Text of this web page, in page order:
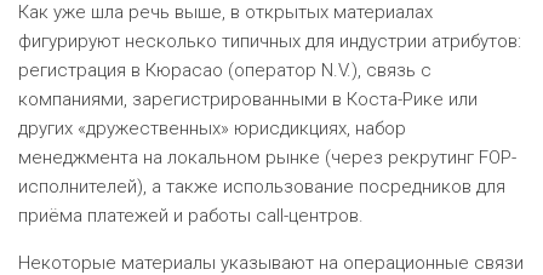
Как уже шла речь выше, в открытых материалах
фигурируют несколько типичных для индустрии атрибутов:
регистрация в Кюрасао (оператор N.V.), связь с
компаниями, зарегистрированными в Коста-Рике или
других «дружественных» юрисдикциях, набор
менеджмента на локальном рынке (через рекрутинг FOP-
исполнителей), а также использование посредников для
приёма платежей и работы call-центров.
Некоторые материалы указывают на операционные связи